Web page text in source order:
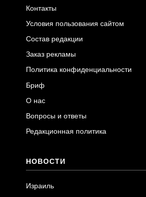
Контакты
Условия пользования сайтом
Состав редакции
Заказ рекламы
Политика конфиденциальности
Бриф
О нас
Вопросы и ответы
Редакционная политика
НОВОСТИ
Израиль